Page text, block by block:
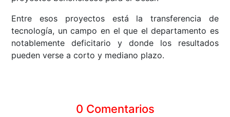
Entre esos proyectos está la transferencia de
tecnología, un campo en el que el departamento es
notablemente deficitario y donde los resultados
pueden verse a corto y mediano plazo.
0 Comentarios